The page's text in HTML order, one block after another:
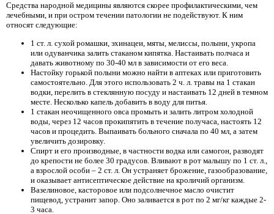
Средства народной медицины являются скорее профилактическими, чем
лечебными, и при остром течении патологии не подействуют. К ним
относят следующие:
1 ст. л. сухой ромашки, эхинацеи, мяты, мелиссы, полыни, укропа
или одуванчика залить стаканом кипятка. Настаивать полчаса и
давать животному по 30-40 мл в зависимости от его веса.
Настойку горькой полыни можно найти в аптеках или приготовить
самостоятельно. Для этого использовать 2 ч. л. травы на 1 стакан
водки, перелить в стеклянную посуду и настаивать 12 дней в темном
месте. Несколько капель добавить в воду для питья.
1 стакан неочищенного овса промыть и залить литром холодной
воды, через 12 часов прокипятить в течение получаса, настоять 12
часов и процедить. Выпаивать больного сначала по 40 мл, а затем
увеличить дозировку.
Спирт и его производные, в частности водка или самогон, разводят
до крепости не более 30 градусов. Вливают в рот малышу по 1 ст. л.,
а взрослой особи – 2 ст. л. Он устраняет брожение, газообразование,
и оказывает антисептическое действие на кроличий организм.
Вазелиновое, касторовое или подсолнечное масло очистит
пищевод, устранит запор. Оно заливается в рот по 2 мг/кг каждые 2-
3 часа.